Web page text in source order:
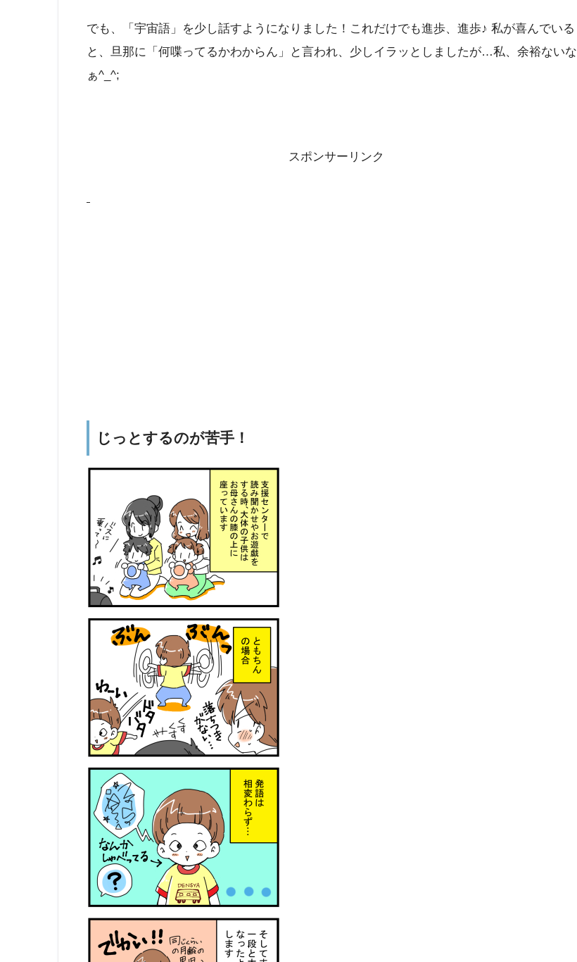
でも、「宇宙語」を少し話すようになりました！これだけでも進歩、進歩♪ 私が喜んでいる
と、旦那に「何喋ってるかわからん」と言われ、少しイラッとしましたが…私、余裕ないな
ぁ^_^;
スポンサーリンク
じっとするのが苦手！